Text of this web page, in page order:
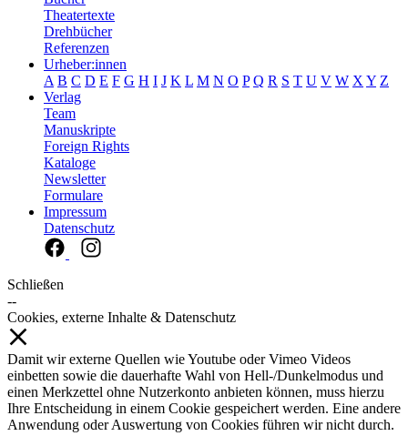
Theatertexte
Drehbücher
Referenzen
Urheber:innen
A B C D E F G H I J K L M N O P Q R S T U V W X Y Z
Verlag
Team
Manuskripte
Foreign Rights
Kataloge
Newsletter
Formulare
Impressum
Datenschutz
Schließen
--
Cookies, externe Inhalte & Datenschutz
Damit wir externe Quellen wie Youtube oder Vimeo Videos
einbetten sowie die dauerhafte Wahl von Hell-/Dunkelmodus und
einen Merkzettel ohne Nutzerkonto anbieten können, muss hierzu
Ihre Entscheidung in einem Cookie gespeichert werden. Eine andere
Anwendung oder Auswertung von Cookies führen wir nicht durch.